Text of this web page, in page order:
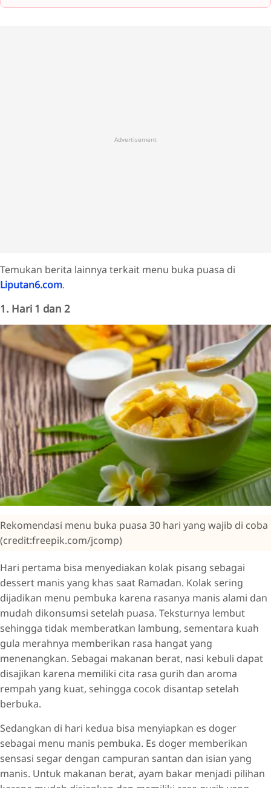
Advertisement
Temukan berita lainnya terkait menu buka puasa di
Liputan6.com.
1. Hari 1 dan 2
Rekomendasi menu buka puasa 30 hari yang wajib di coba
(credit:freepik.com/jcomp)
Hari pertama bisa menyediakan kolak pisang sebagai
dessert manis yang khas saat Ramadan. Kolak sering
dijadikan menu pembuka karena rasanya manis alami dan
mudah dikonsumsi setelah puasa. Teksturnya lembut
sehingga tidak memberatkan lambung, sementara kuah
gula merahnya memberikan rasa hangat yang
menenangkan. Sebagai makanan berat, nasi kebuli dapat
disajikan karena memiliki cita rasa gurih dan aroma
rempah yang kuat, sehingga cocok disantap setelah
berbuka.
Sedangkan di hari kedua bisa menyiapkan es doger
sebagai menu manis pembuka. Es doger memberikan
sensasi segar dengan campuran santan dan isian yang
manis. Untuk makanan berat, ayam bakar menjadi pilihan